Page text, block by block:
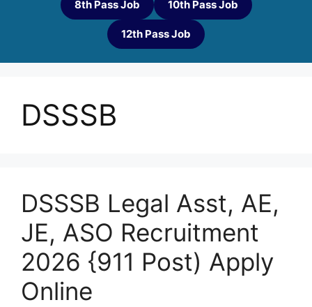
8th Pass Job 10th Pass Job
12th Pass Job
DSSSB
DSSSB Legal Asst, AE,
JE, ASO Recruitment
2026 {911 Post) Apply
Online